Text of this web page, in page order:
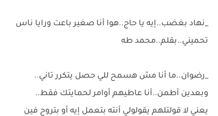
_نهاد بغضب..إيه يا حاج..هوا أنا صغير باعت ورايا ناس
تحميني..بقلم..محمد طه
_رضوان..ما أنا مش هسمح للي حصل يتكرر تاني..
وبعدين أطمن..أنا عاطيهم أوامر لحمايتك فقط..
يعني لا قولتلهم يقولولي أنته بتعمل إيه أو بتروح فين